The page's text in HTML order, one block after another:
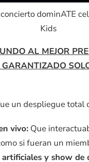
dominATE
Kids
AL MEJOR
un despliegue total
vivo: Que
si fueran un
artificiales y show de